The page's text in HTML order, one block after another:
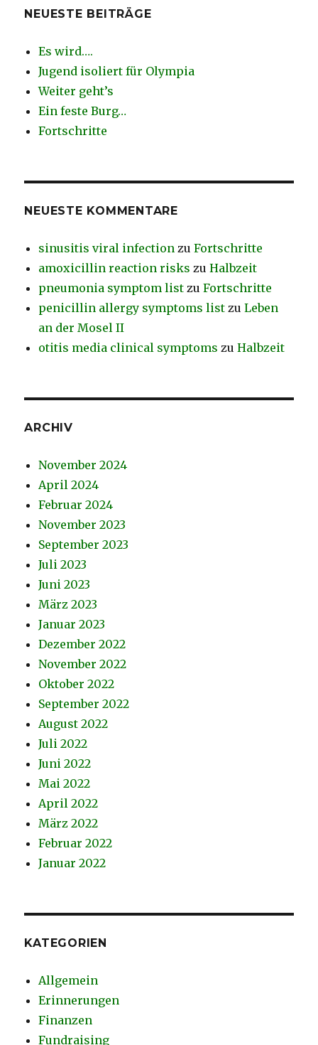
NEUESTE BEITRÄGE
Es wird….
Jugend isoliert für Olympia
Weiter geht’s
Ein feste Burg…
Fortschritte
NEUESTE KOMMENTARE
sinusitis viral infection zuFortschritte
amoxicillin reaction risks zuHalbzeit
pneumonia symptom list zuFortschritte
penicillin allergy symptoms list zuLeben
an der Mosel II
otitis media clinical symptoms zuHalbzeit
ARCHIV
November 2024
April 2024
Februar 2024
November 2023
September 2023
Juli 2023
Juni 2023
März 2023
Januar 2023
Dezember 2022
November 2022
Oktober 2022
September 2022
August 2022
Juli 2022
Juni 2022
Mai 2022
April 2022
März 2022
Februar 2022
Januar 2022
KATEGORIEN
Allgemein
Erinnerungen
Finanzen
Fundraising